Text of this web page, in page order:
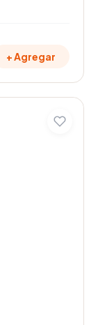
+ Agregar